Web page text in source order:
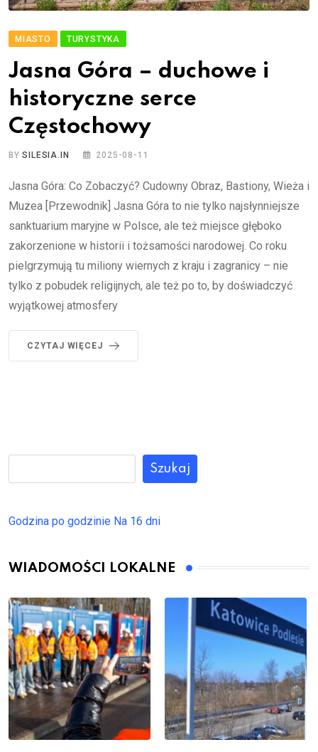
MIASTO TURYSTYKA
Jasna Góra – duchowe i
historyczne serce
Częstochowy
BYSILESIA.IN 2025-08-11
Jasna Góra: Co Zobaczyć? Cudowny Obraz, Bastiony, Wieża i
Muzea [Przewodnik] Jasna Góra to nie tylko najsłynniejsze
sanktuarium maryjne w Polsce, ale też miejsce głęboko
zakorzenione w historii i tożsamości narodowej. Co roku
pielgrzymują tu miliony wiernych z kraju i zagranicy – nie
tylko z pobudek religijnych, ale też po to, by doświadczyć
wyjątkowej atmosfery
CZYTAJ WIĘCEJ
Szukaj
Godzina po godzinie Na 16 dni
WIADOMOŚCI LOKALNE